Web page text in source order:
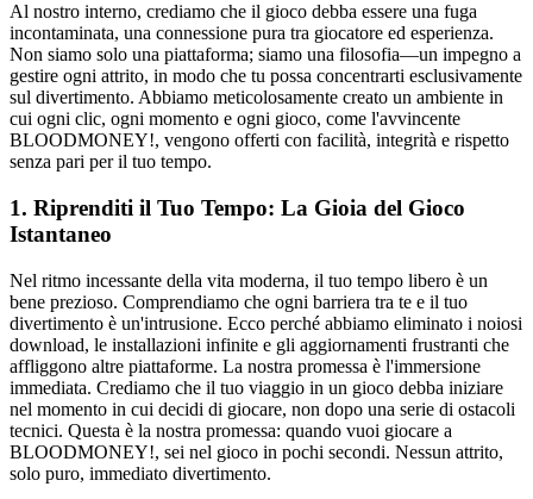
Al nostro interno, crediamo che il gioco debba essere una fuga
incontaminata, una connessione pura tra giocatore ed esperienza.
Non siamo solo una piattaforma; siamo una filosofia—un impegno a
gestire ogni attrito, in modo che tu possa concentrarti esclusivamente
sul divertimento. Abbiamo meticolosamente creato un ambiente in
cui ogni clic, ogni momento e ogni gioco, come l'avvincente
BLOODMONEY!, vengono offerti con facilità, integrità e rispetto
senza pari per il tuo tempo.
1. Riprenditi il Tuo Tempo: La Gioia del Gioco
Istantaneo
Nel ritmo incessante della vita moderna, il tuo tempo libero è un
bene prezioso. Comprendiamo che ogni barriera tra te e il tuo
divertimento è un'intrusione. Ecco perché abbiamo eliminato i noiosi
download, le installazioni infinite e gli aggiornamenti frustranti che
affliggono altre piattaforme. La nostra promessa è l'immersione
immediata. Crediamo che il tuo viaggio in un gioco debba iniziare
nel momento in cui decidi di giocare, non dopo una serie di ostacoli
tecnici. Questa è la nostra promessa: quando vuoi giocare a
BLOODMONEY!, sei nel gioco in pochi secondi. Nessun attrito,
solo puro, immediato divertimento.